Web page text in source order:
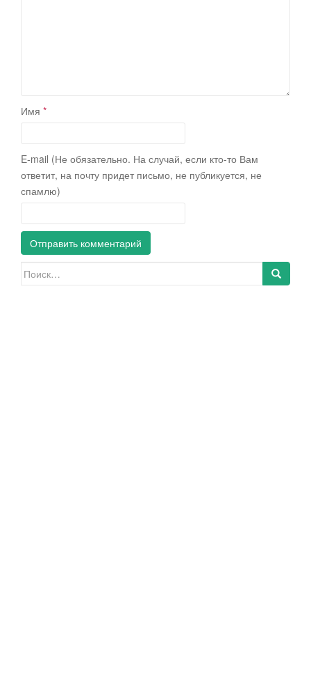
Имя *
E-mail (Не обязательно. На случай, если кто-то Вам
ответит, на почту придет письмо, не публикуется, не
спамлю)
Искать: